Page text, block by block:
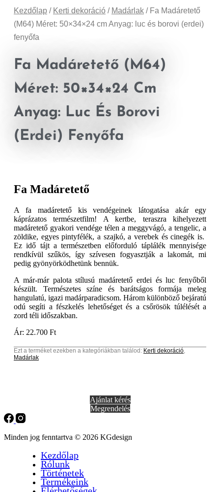
Kezdőlap / Kerti dekoráció / Madárlak / Fa Madáretető
(M64) Méret: 50×34×24 cm Anyag: luc és borovi (erdei)
fenyőfa
Fa Madáretető (M64)
Méret: 50×34×24 Cm
Anyag: Luc És Borovi
(erdei) Fenyőfa
Fa Madáretető
A fa madáretető kis vendégeinek látogatása akár egy
káprázatos természetfilm! A kertbe, teraszra kihelyezett
madáretető gyakori vendége télen a meggyvágó, a tengelic, a
zöldike, egyes pintyfélék, a szajkó, a verebek és cinegék is.
Ez idő tájt a természetben előforduló táplálék mennyisége
rendkívül szűkös, így szívesen fogyasztják a lakomát, mi
pedig gyönyörködhetünk bennük.
A már-már palota stílusú madáretető erdei és luc fenyőből
készült. Természetes színe és barátságos formája meleg
hangulatú, igazi madárparadicsom. Három különböző bejáratú
odú segíti a fészkelés lehetőséget és a csőrösök túlélését a
zord téli időszakban.
Ár: 22.700 Ft
Ezt a terméket ezekben a kategóriákban találod: Kerti dekoráció,
Madárlak
Ajánlat kérés
Megrendelés
Minden jog fenntartva © 2026 KGdesign
Kezdőlap
Rólunk
Történetek
Termékeink